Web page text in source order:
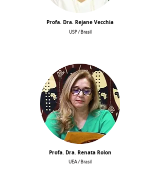
Profa. Dra. Rejane Vecchia
USP / Brasil
Profa. Dra. Renata Rolon
UEA / Brasil